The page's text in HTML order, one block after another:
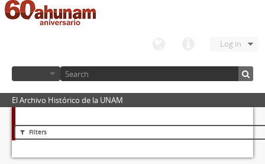
Log in
El Archivo Histórico de la UNAM
Filters